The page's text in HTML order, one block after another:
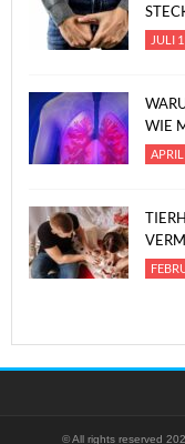
JULI
WIE
© All rights reserved